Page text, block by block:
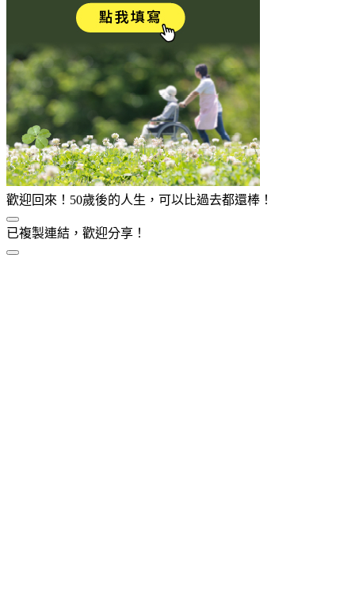
歡迎回來！50歲後的人生，可以比過去都還棒！
已複製連結，歡迎分享！